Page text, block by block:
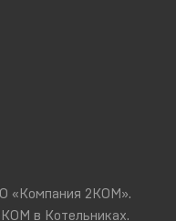
«Компания 2КОМ».
в Котельниках.